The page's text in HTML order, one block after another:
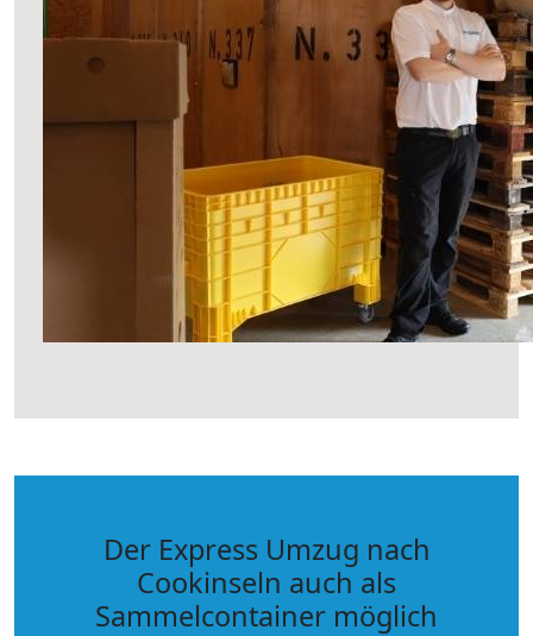
Der Express Umzug nach
Cookinseln auch als
Sammelcontainer möglich